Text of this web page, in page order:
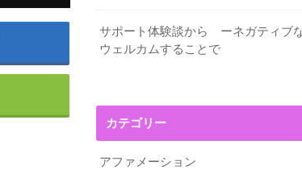
サポート体験談から ーネガティブ
ウェルカムすることで
カテゴリー
アファメーション